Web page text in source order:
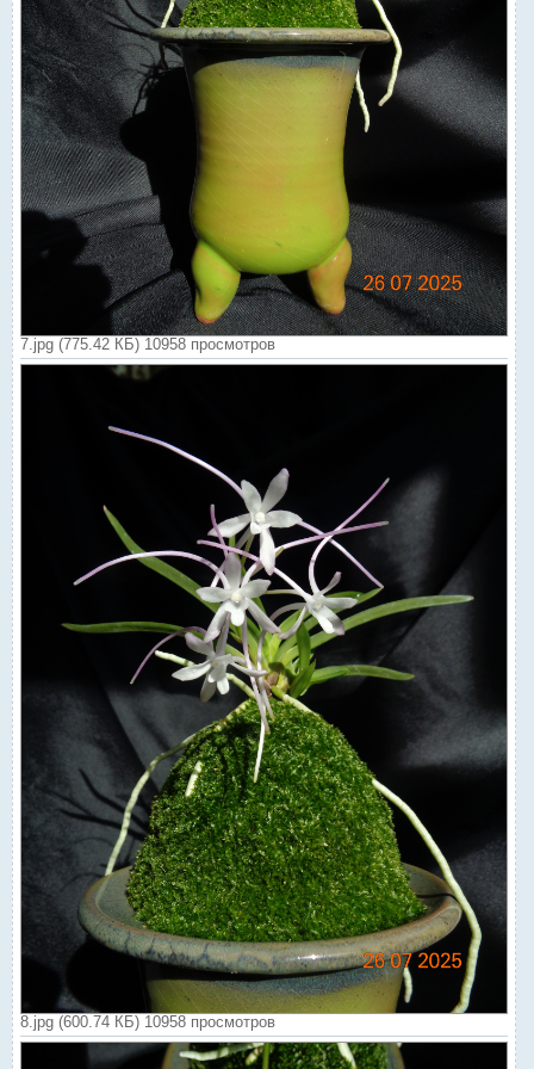
7.jpg (775.42 КБ) 10958 просмотров
8.jpg (600.74 КБ) 10958 просмотров